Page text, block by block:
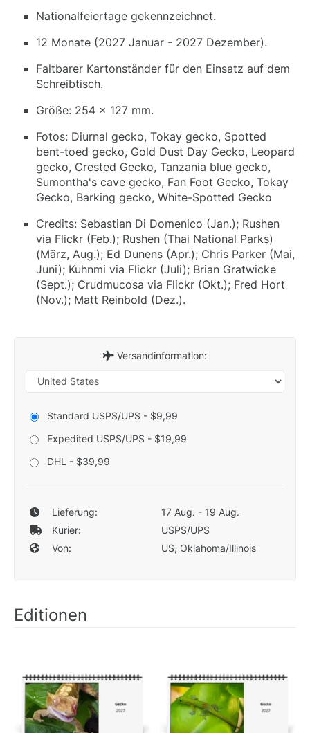
Nationalfeiertage gekennzeichnet.
12 Monate (2027 Januar - 2027 Dezember).
Faltbarer Kartonständer für den Einsatz auf dem
Schreibtisch.
Größe: 254 x 127 mm.
Fotos: Diurnal gecko, Tokay gecko, Spotted
bent-toed gecko, Gold Dust Day Gecko, Leopard
gecko, Crested Gecko, Tanzania blue gecko,
Sumontha's cave gecko, Fan Foot Gecko, Tokay
Gecko, Barking gecko, White-Spotted Gecko
Credits: Sebastian Di Domenico (Jan.); Rushen
via Flickr (Feb.); Rushen (Thai National Parks)
(März, Aug.); Ed Dunens (Apr.); Chris Parker (Mai,
Juni); Kuhnmi via Flickr (Juli); Brian Gratwicke
(Sept.); Crudmucosa via Flickr (Okt.); Fred Hort
(Nov.); Matt Reinbold (Dez.).
Versandinformation:
Standard USPS/UPS - $9,99
Expedited USPS/UPS - $19,99
DHL - $39,99
Lieferung:
17 Aug. - 19 Aug.
Kurier:
USPS/UPS
Von:
US, Oklahoma/Illinois
Editionen